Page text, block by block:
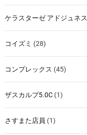
ケラスターゼ アドジュネス
コイズミ (28)
コンプレックス (45)
ザスカルプ5.0C (1)
さすまた店員 (1)